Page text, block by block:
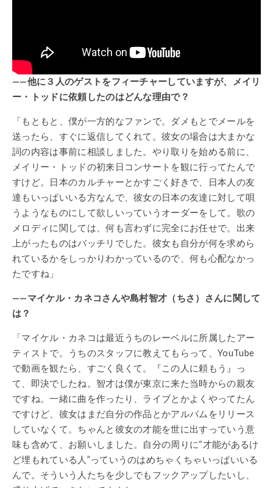
——他に３人のゲストをフィーチャーしていますが、メイリ
ー・トッドに依頼したのはどんな理由で？
「もともと、僕が一方的なファンで。ダメもとでメールを
送ったら、すぐに返信してくれて。彼女の場合は大まかな
詞の内容は事前に相談しました。やり取りを始める前に、
メイリー・トッドの初来日コンサートを観に行ってたんで
すけど。日本のカルチャーとかすごく好きで、日本人の友
達もいっぱいいる方なんで、彼女の日本の友達に対して唄
うようなものにして欲しいっていうオーダーをして。歌の
メロディに関しては、何も言わずに完全にお任せで。出来
上がったものはバッチリでした。彼女も自分が何を求めら
れているかをしっかりわかっているので、何も心配なかっ
たですね」
——マイケル・カネコさんや島村智才（ちさ）さんに関して
は？
「マイケル・カネコは最近うちのレーベルに所属したアー
ティストで。うちのスタッフに教えてもらって、YouTube
で動画を観たら、すごく良くて。『この人に頼もう』っ
て、即決でしたね。智才は僕が東京に来た当時からの親友
ですね。一緒に曲を作ったり、ライブとかよくやってたん
ですけど、彼女はまだ自分の作品とかアルバムをリリース
していなくて。ちゃんと彼女の才能を世に出すっていう意
味も含めて、お願いしました。自分の周りに“才能があるけ
ど埋もれている人”っていうのはめちゃくちゃいっぱいいる
んで。そういう人たちを少しでもフックアップしたいし、